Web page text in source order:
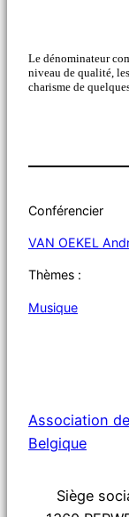
Le dénominateur
niveau de qualité,
charisme de
Conférencier
VAN OEKEL
Thèmes :
Musique
Association
Belgique
Siège